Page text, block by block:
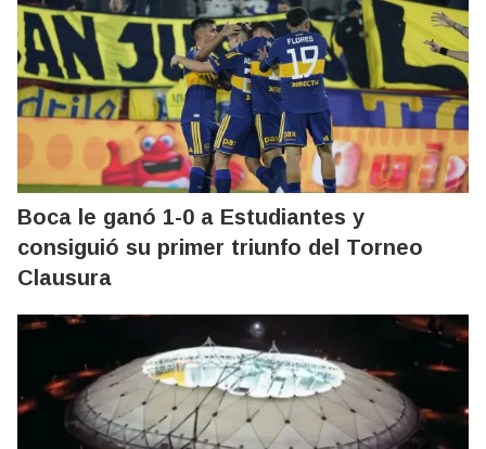
Boca le ganó 1-0 a Estudiantes y
consiguió su primer triunfo del Torneo
Clausura